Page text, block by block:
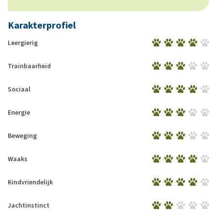
Karakterprofiel
Leergierig
Trainbaarheid
Sociaal
Energie
Beweging
Waaks
Kindvriendelijk
Jachtinstinct